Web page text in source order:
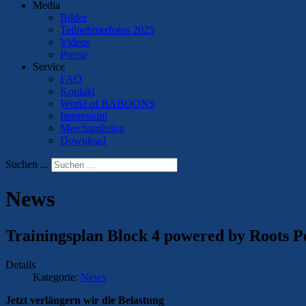
Media
Bilder
Teilnehmerfotos 2025
Videos
Presse
Service
FAQ
Kontakt
World of BABOONS
Impressum
Merchandising
Download
Suchen ...
News
Trainingsplan Block 4 powered by Roots
Details
Kategorie: News
Jetzt verlängern wir die Belastung